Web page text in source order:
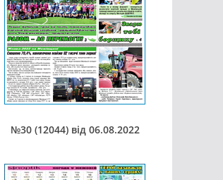
№30 (12044) від 06.08.2022